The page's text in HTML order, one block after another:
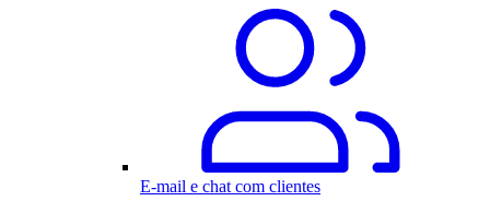
E-mail e chat com clientes